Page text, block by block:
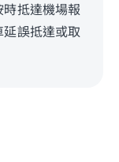
抵達機場報
誤抵達或取